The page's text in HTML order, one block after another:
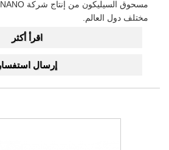
مختلف دول العالم.
اقرأ أكثر
إرسال استفسار